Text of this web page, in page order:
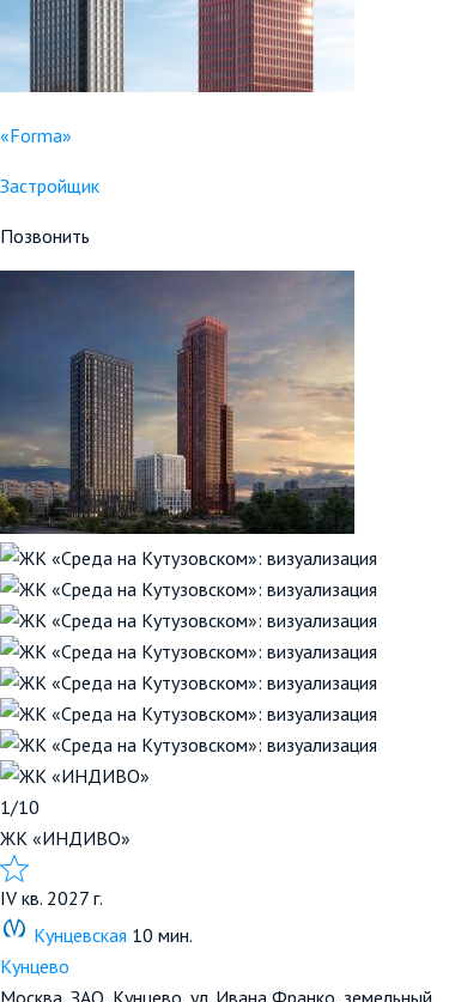
«Forma»
Застройщик
Позвонить
1/10
ЖК «ИНДИВО»
IV кв. 2027 г.
Кунцевская 10 мин.
Кунцево
Москва, ЗАО, Кунцево, ул. Ивана Франко, земельный